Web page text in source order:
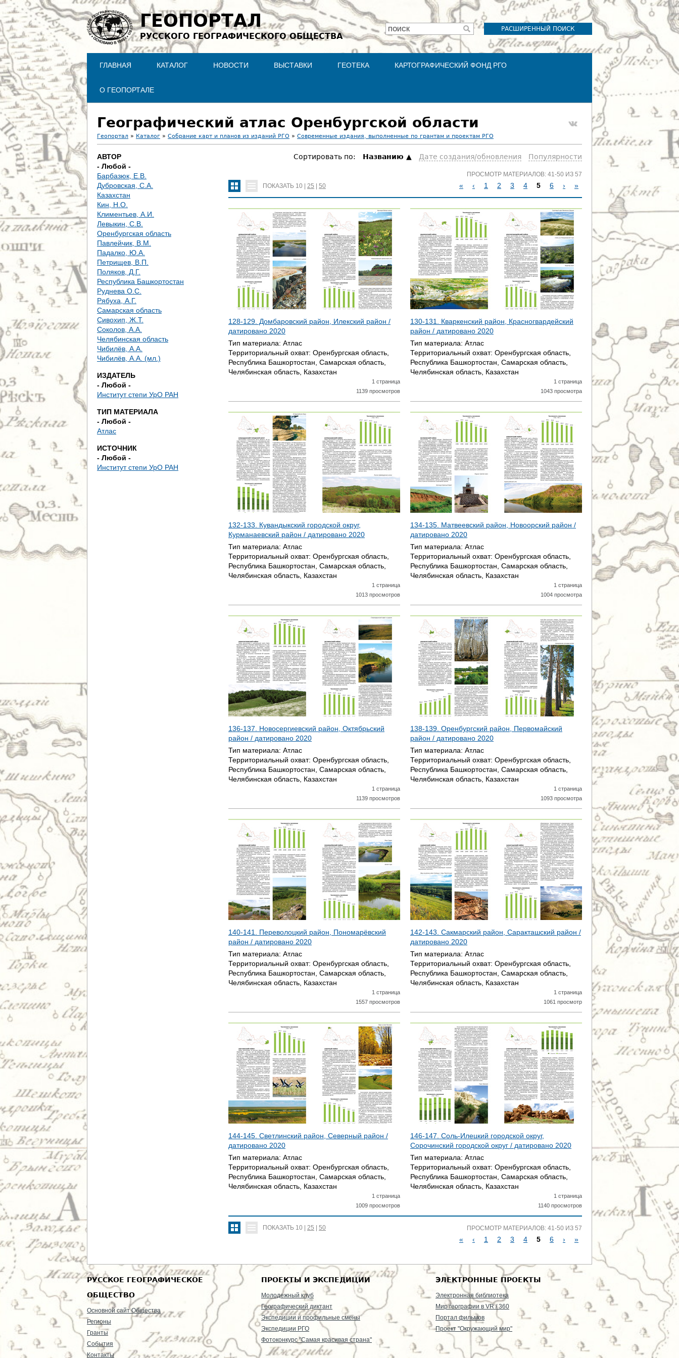
Jump to navigation
ГЕОПОРТАЛ
РУССКОГО ГЕОГРАФИЧЕСКОГО ОБЩЕСТВА
РАСШИРЕННЫЙ ПОИСК
Форма
поиска
ПОИСК
ГЛАВНАЯ КАТАЛОГ НОВОСТИ ВЫСТАВКИ ГЕОТЕКА КАРТОГРАФИЧЕСКИЙ ФОНД РГО
О ГЕОПОРТАЛЕ
Географический атлас Оренбургской области
В
ы
з
д
е
с
ь
Геопортал » Каталог » Собрание карт и планов из изданий РГО » Современные издания, выполненные по грантам и проектам РГО
АВТОР
- Любой -
Барбазюк, Е.В.
Дубровская, С.А.
Казахстан
Кин, Н.О.
Климентьев, А.И.
Левыкин, С.В.
Оренбургская область
Павлейчик, В.М.
Падалко, Ю.А.
Петрищев, В.П.
Поляков, Д.Г.
Республика Башкортостан
Руднева О.С.
Рябуха, А.Г.
Самарская область
Сивохип, Ж.Т.
Соколов, А.А.
Челябинская область
Чибилёв, А.А.
Чибилёв, А.А. (мл.)
ИЗДАТЕЛЬ
- Любой -
Институт степи УрО РАН
ТИП МАТЕРИАЛА
- Любой -
Атлас
ИСТОЧНИК
- Любой -
Институт степи УрО РАН
Сортировать по: Hазванию Дате создания/обновления Популярности
ПОКАЗАТЬ 10 25 50
ПРОСМОТР МАТЕРИАЛОВ: 41-50 ИЗ 57
С
Т
Р
А
Н
И
Ц
« ‹ 1 2 3 4 5 6 › »
128-129. Домбаровский район, Илекский район /
датировано 2020
Тип материала: Атлас
Территориальный охват: Оренбургская область,
Республика Башкортостан, Самарская область,
Челябинская область, Казахстан
1 страница
1139 просмотров
130-131. Кваркенский район, Красногвардейский
район / датировано 2020
Тип материала: Атлас
Территориальный охват: Оренбургская область,
Республика Башкортостан, Самарская область,
Челябинская область, Казахстан
1 страница
1043 просмотра
132-133. Кувандыкский городской округ,
Курманаевский район / датировано 2020
Тип материала: Атлас
Территориальный охват: Оренбургская область,
Республика Башкортостан, Самарская область,
Челябинская область, Казахстан
1 страница
1013 просмотров
134-135. Матвеевский район, Новоорский район /
датировано 2020
Тип материала: Атлас
Территориальный охват: Оренбургская область,
Республика Башкортостан, Самарская область,
Челябинская область, Казахстан
1 страница
1004 просмотра
136-137. Новосергиевский район, Октябрьский
район / датировано 2020
Тип материала: Атлас
Территориальный охват: Оренбургская область,
Республика Башкортостан, Самарская область,
Челябинская область, Казахстан
1 страница
1139 просмотров
138-139. Оренбургский район, Первомайский
район / датировано 2020
Тип материала: Атлас
Территориальный охват: Оренбургская область,
Республика Башкортостан, Самарская область,
Челябинская область, Казахстан
1 страница
1093 просмотра
140-141. Переволоцкий район, Пономарёвский
район / датировано 2020
Тип материала: Атлас
Территориальный охват: Оренбургская область,
Республика Башкортостан, Самарская область,
Челябинская область, Казахстан
1 страница
1557 просмотров
142-143. Сакмарский район, Саракташский район /
датировано 2020
Тип материала: Атлас
Территориальный охват: Оренбургская область,
Республика Башкортостан, Самарская область,
Челябинская область, Казахстан
1 страница
1061 просмотр
144-145. Светлинский район, Северный район /
датировано 2020
Тип материала: Атлас
Территориальный охват: Оренбургская область,
Республика Башкортостан, Самарская область,
Челябинская область, Казахстан
1 страница
1009 просмотров
146-147. Соль-Илецкий городской округ,
Сорочинский городской округ / датировано 2020
Тип материала: Атлас
Территориальный охват: Оренбургская область,
Республика Башкортостан, Самарская область,
Челябинская область, Казахстан
1 страница
1140 просмотров
ПОКАЗАТЬ 10 25 50 ПРОСМОТР МАТЕРИАЛОВ: 41-50 ИЗ 57
Т
Р
А
Н
И
« ‹ 1 2 3 4 5 6 › »
РУССКОЕ ГЕОГРАФИЧЕСКОЕ
ОБЩЕСТВО
Основной сайт Общества
Регионы
Гранты
События
Контакты
ПРОЕКТЫ И ЭКСПЕДИЦИИ
Молодежный клуб
Географический диктант
Экспедиции и профильные смены
Экспедиции РГО
Фотоконкурс "Самая красивая страна"
ЭЛЕКТРОННЫЕ ПРОЕКТЫ
Электронная библиотека
Мир географии в VR / 360
Портал фильмов
Проект "Окружающий мир"